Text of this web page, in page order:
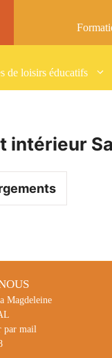
de loisirs éducatifs
intérieur
Magdeleine
par mail